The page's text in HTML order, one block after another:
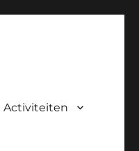
Activiteiten